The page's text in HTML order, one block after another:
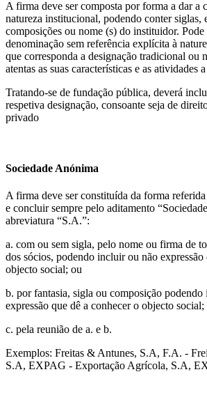
A firma deve ser composta por forma a dar a
natureza institucional, podendo conter siglas,
composições ou nome (s) do instituidor. Pode
denominação sem referência explícita à
que corresponda a designação tradicional ou
atentas as suas características e as atividades
Tratando-se de fundação pública, deverá
respetiva designação, consoante seja de
privado
Sociedade Anónima
A firma deve ser constituída da forma
e concluir sempre pelo aditamento
abreviatura “S.A.”:
a. com ou sem sigla, pelo nome ou firma de
dos sócios, podendo incluir ou não expressão
objecto social; ou
b. por fantasia, sigla ou composição
expressão que dê a conhecer o objecto social;
c. pela reunião de a. e b.
Exemplos: Freitas & Antunes, S.A, F.A. -
S.A, EXPAG - Exportação Agrícola, S.A,